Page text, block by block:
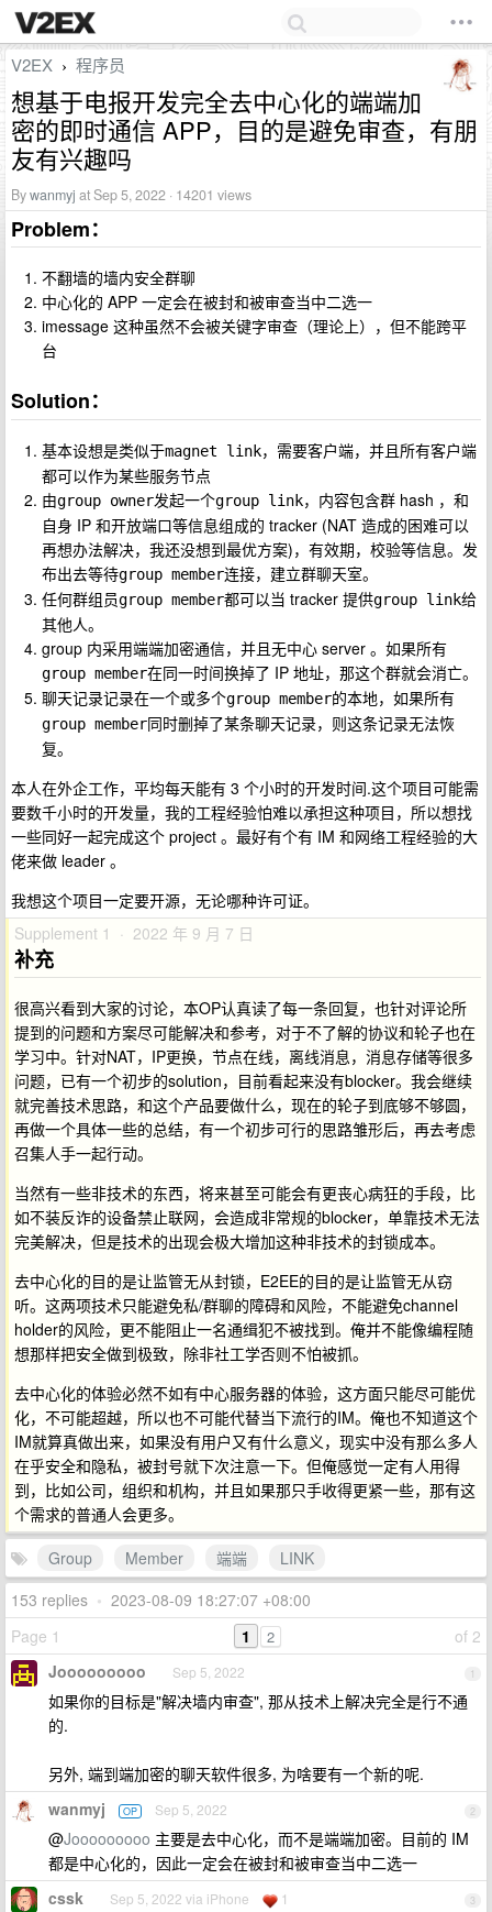
V2EX › 程序员
想基于电报开发完全去中心化的端端加
密的即时通信 APP，目的是避免审查，有朋
友有兴趣吗
Bywanmyj at Sep 5, 2022 · 14201 views
Problem：
不翻墙的墙内安全群聊
中心化的 APP 一定会在被封和被审查当中二选一
imessage 这种虽然不会被关键字审查（理论上），但不能跨平
台
Solution：
基本设想是类似于magnet link，需要客户端，并且所有客户端
都可以作为某些服务节点
由group owner发起一个group link，内容包含群 hash ，和
自身 IP 和开放端口等信息组成的 tracker (NAT 造成的困难可以
再想办法解决，我还没想到最优方案)，有效期，校验等信息。发
布出去等待group member连接，建立群聊天室。
任何群组员group member都可以当 tracker 提供group link给
其他人。
group 内采用端端加密通信，并且无中心 server 。如果所有
group member在同一时间换掉了 IP 地址，那这个群就会消亡。
聊天记录记录在一个或多个group member的本地，如果所有
group member同时删掉了某条聊天记录，则这条记录无法恢
复。
本人在外企工作，平均每天能有 3 个小时的开发时间.这个项目可能需
要数千小时的开发量，我的工程经验怕难以承担这种项目，所以想找
一些同好一起完成这个 project 。最好有个有 IM 和网络工程经验的大
佬来做 leader 。
我想这个项目一定要开源，无论哪种许可证。
Supplement 1 · 2022 年 9 月 7 日
补充
很高兴看到大家的讨论，本OP认真读了每一条回复，也针对评论所
提到的问题和方案尽可能解决和参考，对于不了解的协议和轮子也在
学习中。针对NAT，IP更换，节点在线，离线消息，消息存储等很多
问题，已有一个初步的solution，目前看起来没有blocker。我会继续
就完善技术思路，和这个产品要做什么，现在的轮子到底够不够圆，
再做一个具体一些的总结，有一个初步可行的思路雏形后，再去考虑
召集人手一起行动。
当然有一些非技术的东西，将来甚至可能会有更丧心病狂的手段，比
如不装反诈的设备禁止联网，会造成非常规的blocker，单靠技术无法
完美解决，但是技术的出现会极大增加这种非技术的封锁成本。
去中心化的目的是让监管无从封锁，E2EE的目的是让监管无从窃
听。这两项技术只能避免私/群聊的障碍和风险，不能避免channel
holder的风险，更不能阻止一名通缉犯不被找到。俺并不能像编程随
想那样把安全做到极致，除非社工学否则不怕被抓。
去中心化的体验必然不如有中心服务器的体验，这方面只能尽可能优
化，不可能超越，所以也不可能代替当下流行的IM。俺也不知道这个
IM就算真做出来，如果没有用户又有什么意义，现实中没有那么多人
在乎安全和隐私，被封号就下次注意一下。但俺感觉一定有人用得
到，比如公司，组织和机构，并且如果那只手收得更紧一些，那有这
个需求的普通人会更多。
Group
Member 端端
LINK
153 replies • 2023-08-09 18:27:07 +08:00
Page 1
of 2
1 2
1
Jooooooooo Sep 5, 2022
如果你的目标是"解决墙内审查", 那从技术上解决完全是行不通
的.
另外, 端到端加密的聊天软件很多, 为啥要有一个新的呢.
2
wanmyj OP Sep 5, 2022
@Jooooooooo 主要是去中心化，而不是端端加密。目前的 IM
都是中心化的，因此一定会在被封和被审查当中二选一
3
cssk Sep 5, 2022 via iPhone 1